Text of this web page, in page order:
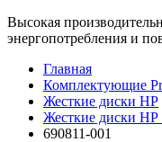
Высокая
энергопотребления и
Главная
Комплектующие
Жесткие диски HP
Жесткие диски
690811-001